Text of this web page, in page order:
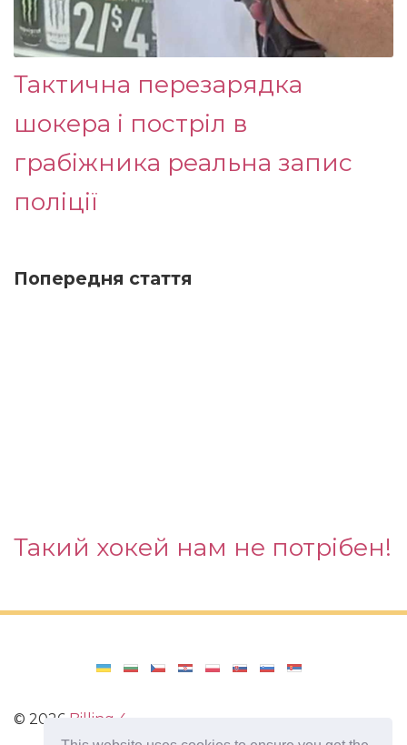
Тактична перезарядка
шокера і постріл в
грабіжника реальна запис
поліції
Попередня стаття
Такий хокей нам не потрібен!
© 2026 Billing 4